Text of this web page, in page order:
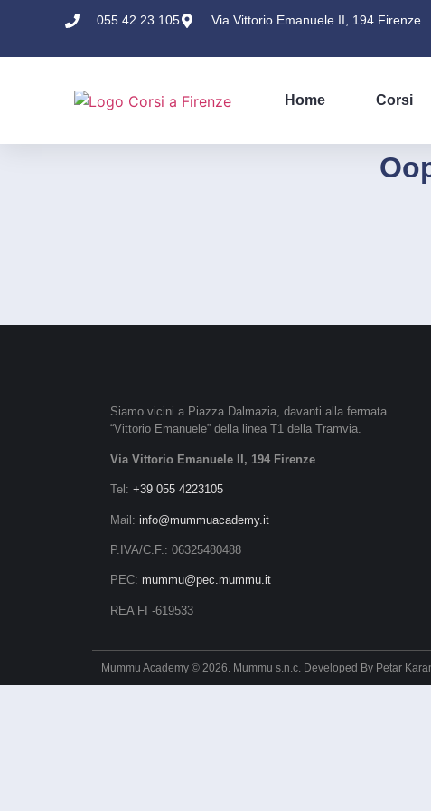
055 42 23 105 Via Vittorio Emanuele II, 194 Firenze
Home Corsi
Siamo vicini a Piazza Dalmazia, davanti alla fermata
“Vittorio Emanuele” della linea T1 della Tramvia.
Via Vittorio Emanuele II, 194 Firenze
Tel: +39 055 4223105
Mail: info@mummuacademy.it
P.IVA/C.F.: 06325480488
PEC: mummu@pec.mummu.it
REA FI -619533
Mummu Academy © 2026. Mummu s.n.c. Developed By Petar